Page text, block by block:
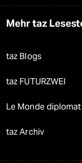
Mehr taz
taz Blogs
taz FUTURZWEI
Le Monde
taz Archiv